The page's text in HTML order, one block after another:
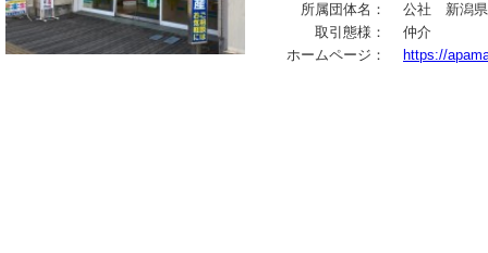
所属団体名：
公社 新潟
取引態様：
仲介
ホームページ：
https://